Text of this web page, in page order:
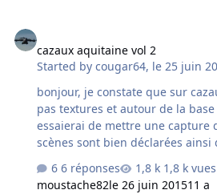
cazaux aquitaine vol 2
Started bycougar64, le 25 juin
bonjour, je constate que sur cazaux les tarmacs ne sont
pas textures et autour de la base autogen est
essaierai de mettre une capture
scènes sont bien déclarées ainsi
6 réponses
1,8 k vues
moustache82le 26 juin 201511 a